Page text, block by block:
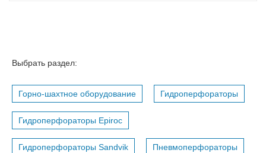
Выбрать раздел:
Горно-шахтное оборудование Гидроперфораторы
Гидроперфораторы Epiroc
Гидроперфораторы Sandvik Пневмоперфораторы